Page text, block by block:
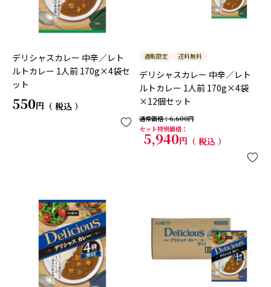
デリシャスカレー 中辛／レト
ルトカレー 1人前 170g×4袋セ
ット
550 税込
通販限定 送料無料
デリシャスカレー 中辛／レト
ルトカレー 1人前 170g×4袋
×12個セット
通常価格
6,600
セット特別価格
5,940 税込